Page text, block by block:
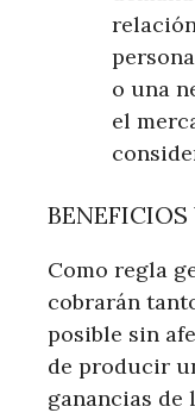
o una
el
BENEFICIOS
Como regla
cobrarán
posible sin
de producir
ganancias de